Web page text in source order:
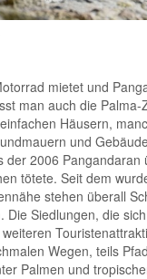
mietet und
man auch die Palma-
Häusern,
und
der 2006 Pangandaran
tötete. Seit dem
stehen überall
Die Siedlungen, die
Wegen, teils
Palmen und